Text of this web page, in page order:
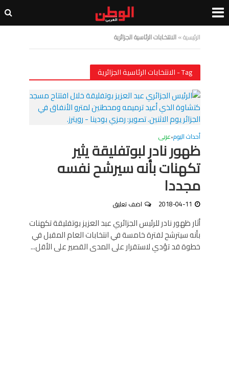
الرئيسية»الانتخابات الرئاسية الجزائرية
Tag - الانتخابات الرئاسية الجزائرية
أحداث اليوم•عربى
ظهور نادر لبوتفليقة يثير
تكهنات بأنه سيرشح نفسه
مجددا
2018-04-11 اضف تعليق
أثار ظهور نادر للرئيس الجزائري عبد العزيز بوتفليقة تكهنات
بأنه سيترشح لفترة خامسة في انتخابات العام المقبل في
خطوة قد تؤدي لاستقرار على المدى القصير على الأقل...